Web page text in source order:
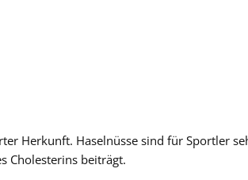
Herkunft. Haselnüsse sind für Sportler
Cholesterins beiträgt.